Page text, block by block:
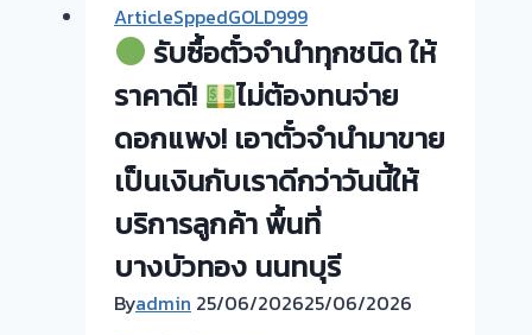
ทอง
ยินดี
บริการ
ประเมิน
หน้า
ตั๋ว
ฟรี
ย่าน
นนทบุรี
ทอง
ยินดี
บริการ
รับ
ไถ่ถอน
โรง
จำนำ
ร้าน
ArticleSppedGOLD999
รับซื้อตั๋วจำนำทุกชนิด ให้
ราคาดี!
ไม่ต้องทนจ่าย
ดอกแพง! เอาตั๋วจำนำมาขาย
เป็นเงินกับเราดีกว่าวันนี้ให้
บริการลูกค้า พื้นที่
บางบัวทอง นนทบุรี
Byadmin 25/06/202625/06/2026